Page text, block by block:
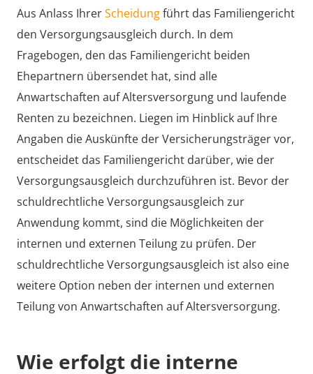
Aus Anlass IhrerScheidungführt das Familiengericht
den Versorgungsausgleich durch. In dem
Fragebogen, den das Familiengericht beiden
Ehepartnern übersendet hat, sind alle
Anwartschaften auf Altersversorgung und laufende
Renten zu bezeichnen. Liegen im Hinblick auf Ihre
Angaben die Auskünfte der Versicherungsträger vor,
entscheidet das Familiengericht darüber, wie der
Versorgungsausgleich durchzuführen ist. Bevor der
schuldrechtliche Versorgungsausgleich zur
Anwendung kommt, sind die Möglichkeiten der
internen und externen Teilung zu prüfen. Der
schuldrechtliche Versorgungsausgleich ist also eine
weitere Option neben der internen und externen
Teilung von Anwartschaften auf Altersversorgung.
Wie erfolgt die interne